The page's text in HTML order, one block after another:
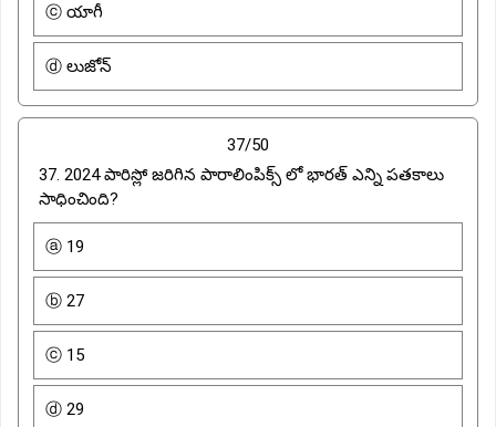
ⓒ యాగీ
ⓓ లుజోన్
37/50
37. 2024 పారిస్లో జరిగిన పారాలింపిక్స్ లో భారత్ ఎన్ని పతకాలు
సాధించింది?
ⓐ 19
ⓑ 27
ⓒ 15
ⓓ 29